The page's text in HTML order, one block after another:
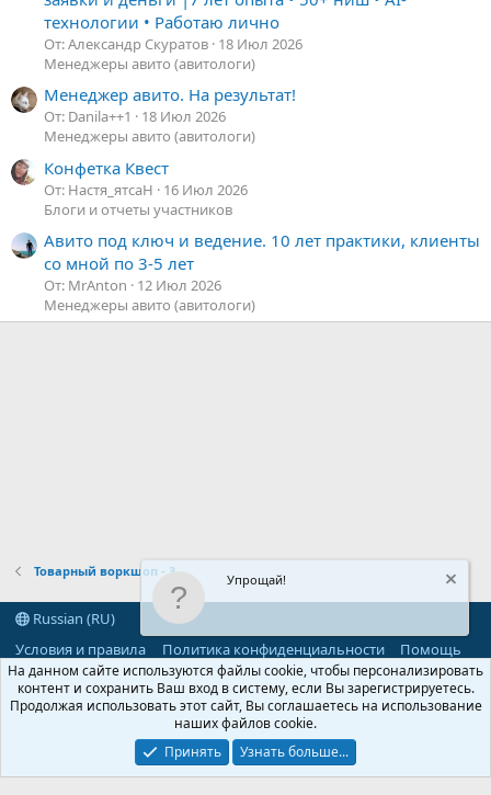
технологии • Работаю лично
От: Александр Скуратов 18 Июл 2026
Менеджеры авито (авитологи)
Менеджер авито. На результат!
От: Danila++1
18 Июл 2026
Менеджеры авито (авитологи)
Конфетка Квест
От: Настя_ятсаН
16 Июл 2026
Блоги и отчеты участников
Авито под ключ и ведение. 10 лет практики, клиенты
со мной по 3-5 лет
От: MrAnton
12 Июл 2026
Менеджеры авито (авитологи)
Товарный воркшоп - 3
Russian (RU)
Условия и правила
Политика конфиденциальности Помощь
R
S
Community platform by XenForo® © 2010-2026 XenForo Ltd.
Parts of this site powered byadd-ons from DragonByte™
DragonByte Technologies(Details)
©2010-2026 XenForo Ltd.
Упрощай!
На данном сайте используются файлы cookie, чтобы персонализировать
контент и сохранить Ваш вход в систему, если Вы зарегистрируетесь.
Продолжая использовать этот сайт, Вы соглашаетесь на использование
наших файлов cookie.
Принять
Узнать больше...